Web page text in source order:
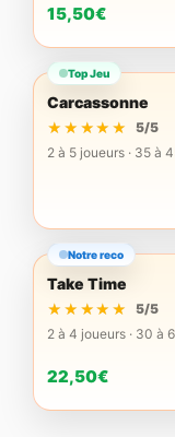
15,50€
Top Jeu
Carcassonne
★★★★★
★★★★★
5/5
2 à 5 joueurs · 35 à
Notre reco
Take Time
★★★★★
★★★★★
5/5
2 à 4 joueurs · 30 à
22,50€